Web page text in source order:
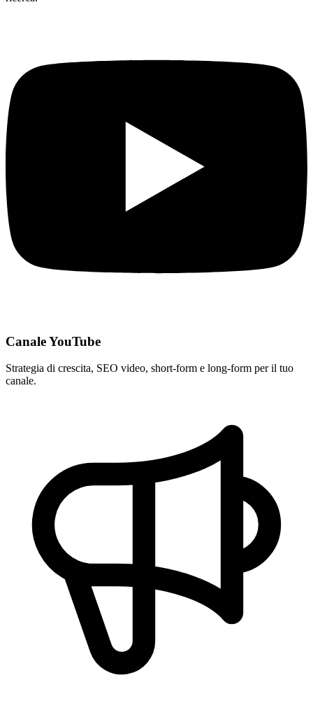
Canale YouTube
Strategia di crescita, SEO video, short-form e long-form per il tuo
canale.